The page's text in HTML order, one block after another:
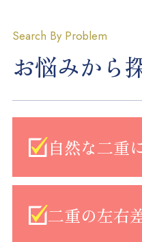
Search By Problem
お悩みから
自然な二重
二重の左右